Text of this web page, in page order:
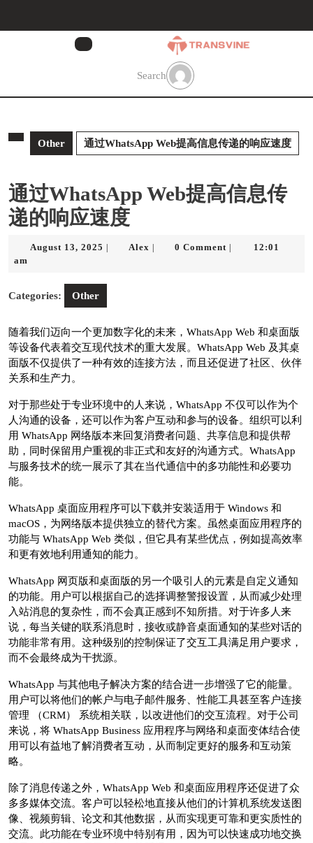
Search
Other 通过WhatsApp Web提高信息传递的响应速度
通过WhatsApp Web提高信息传
递的响应速度
August 13, 2025 AugustAlex Alex 0 Comment
12:01
am
Categories: Other
随着我们迈向一个更加数字化的未来，WhatsApp Web 和桌面版
等设备代表着交互现代技术的重大发展。WhatsApp Web 及其桌
面版不仅提供了一种有效的连接方法，而且还促进了社区、伙伴
关系和生产力。
对于那些处于专业环境中的人来说，WhatsApp 不仅可以作为个
人沟通的设备，还可以作为客户互动和参与的设备。组织可以利
用 WhatsApp 网络版本来回复消费者问题、共享信息和提供帮
助，同时保留用户重视的非正式和友好的沟通方式。WhatsApp
与服务技术的统一展示了其在当代通信中的多功能性和必要功
能。
WhatsApp 桌面应用程序可以下载并安装适用于 Windows 和
macOS，为网络版本提供独立的替代方案。虽然桌面应用程序的
功能与 WhatsApp Web 类似，但它具有某些优点，例如提高效率
和更有效地利用通知的能力。
WhatsApp 网页版和桌面版的另一个吸引人的元素是自定义通知
的功能。用户可以根据自己的选择调整警报设置，从而减少处理
入站消息的复杂性，而不会真正感到不知所措。对于许多人来
说，每当关键的联系消息时，接收或静音桌面通知的某些对话的
功能非常有用。这种级别的控制保证了交互工具满足用户要求，
而不会最终成为干扰源。
WhatsApp 与其他电子解决方案的结合进一步增强了它的能量。
用户可以将他们的帐户与电子邮件服务、性能工具甚至客户连接
管理 （CRM） 系统相关联，以改进他们的交互流程。对于公司
来说，将 WhatsApp Business 应用程序与网络和桌面变体结合使
用可以有益地了解消费者互动，从而制定更好的服务和互动策
略。
除了消息传递之外，WhatsApp Web 和桌面应用程序还促进了众
多多媒体交流。客户可以轻松地直接从他们的计算机系统发送图
像、视频剪辑、论文和其他数据，从而实现更可靠和更实质性的
交流。此功能在专业环境中特别有用，因为可以快速成功地交换